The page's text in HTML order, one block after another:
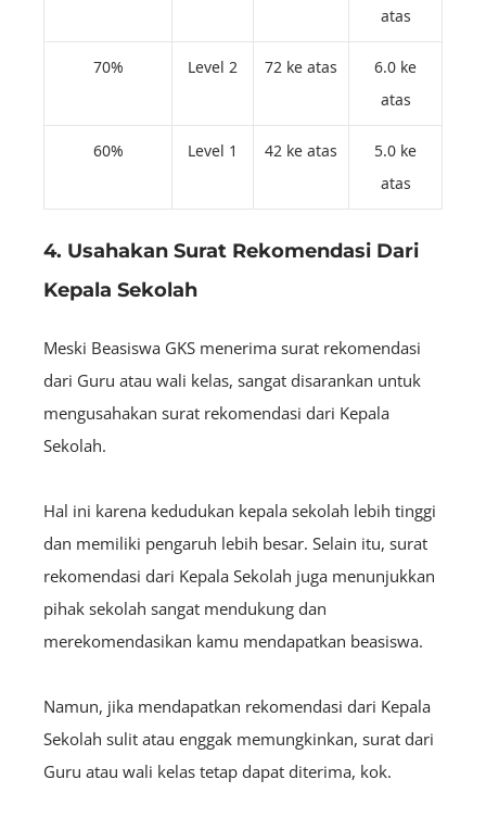
atas
70% Level 2 72 ke atas
6.0 ke
atas
60% Level 1 42 ke atas
5.0 ke
atas
4. Usahakan Surat Rekomendasi Dari
Kepala Sekolah
Meski Beasiswa GKS menerima surat rekomendasi
dari Guru atau wali kelas, sangat disarankan untuk
mengusahakan surat rekomendasi dari Kepala
Sekolah.
Hal ini karena kedudukan kepala sekolah lebih tinggi
dan memiliki pengaruh lebih besar. Selain itu, surat
rekomendasi dari Kepala Sekolah juga menunjukkan
pihak sekolah sangat mendukung dan
merekomendasikan kamu mendapatkan beasiswa.
Namun, jika mendapatkan rekomendasi dari Kepala
Sekolah sulit atau enggak memungkinkan, surat dari
Guru atau wali kelas tetap dapat diterima, kok.